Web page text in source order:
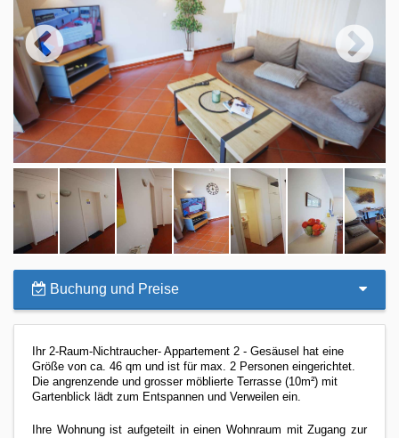
Buchung und Preise
Ihr 2-Raum-Nichtraucher- Appartement 2 - Gesäusel hat eine
Größe von ca. 46 qm und ist für max. 2 Personen eingerichtet.
Die angrenzende und grosser möblierte Terrasse (10m²) mit
Gartenblick lädt zum Entspannen und Verweilen ein.
Ihre Wohnung ist aufgeteilt in einen Wohnraum mit Zugang zur